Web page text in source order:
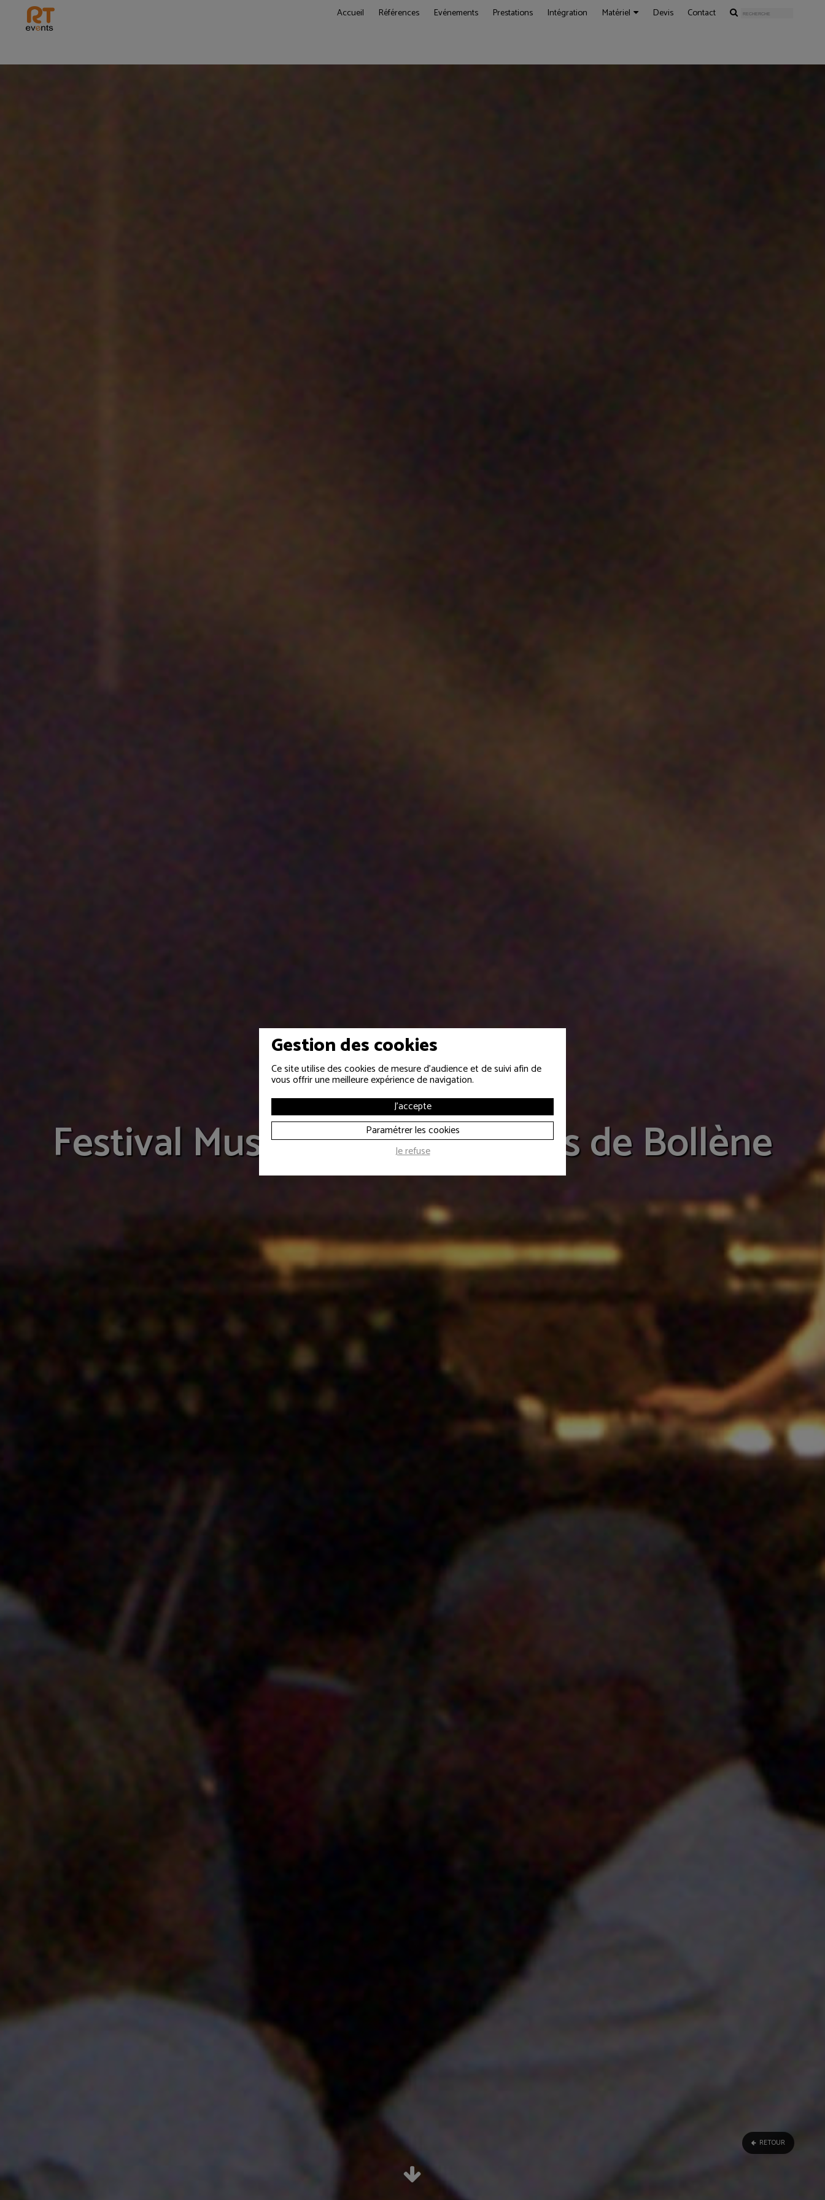
Accueil Références Evénements Prestations Intégration Matériel Devis Contact
SCÈNE, PODIUM
Festival Musical, Polymusicales de Bollène
RETOUR
Gestion des cookies
Ce site utilise des cookies de mesure d'audience et de suivi afin de
vous offrir une meilleure expérience de navigation.
J'accepte
Paramétrer les cookies
Je refuse